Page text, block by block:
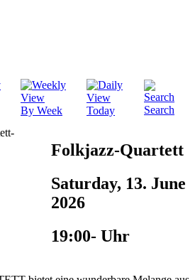
By Week Today Search
Folkjazz-Quartett
Saturday, 13. June
2026
19:00- Uhr